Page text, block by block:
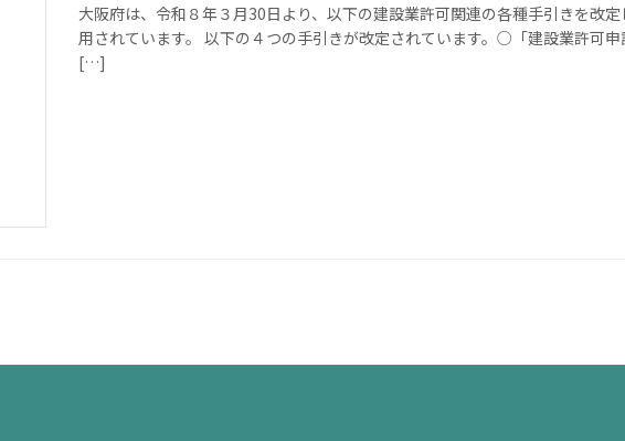
大阪府は、令和８年３月30日より、以下の建設業許可関連の各種手引きを改
用されています。 以下の４つの手引きが改定されています。○「建設業許可
[…]